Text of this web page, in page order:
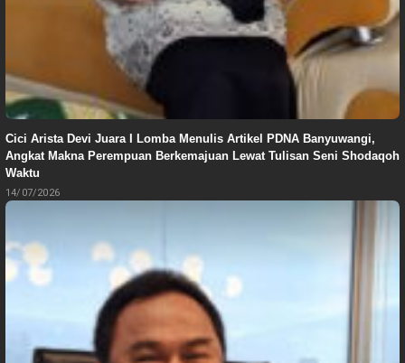
Cici Arista Devi Juara I Lomba Menulis Artikel PDNA Banyuwangi,
Angkat Makna Perempuan Berkemajuan Lewat Tulisan Seni Shodaqoh
Waktu
14/07/2026